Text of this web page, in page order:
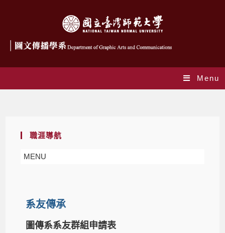
Menu
職涯導航
MENU
系友傳承
圖傳系系友群組申請表